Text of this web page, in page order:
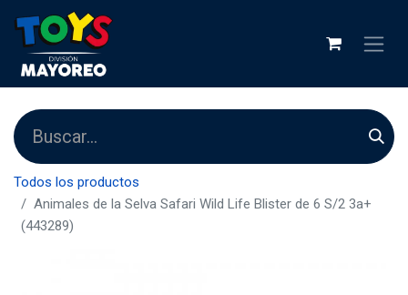
Todos los productos
Animales de la Selva Safari Wild Life Blister de 6 S/2 3a+
(443289)